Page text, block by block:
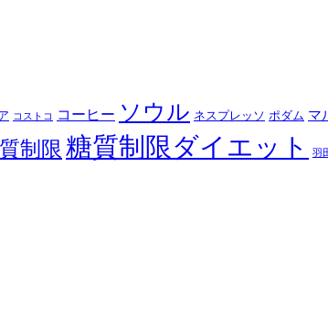
コストコ コーヒー ソウル ネスプレッソ ポダム マ
制限 糖質制限ダイエット 羽